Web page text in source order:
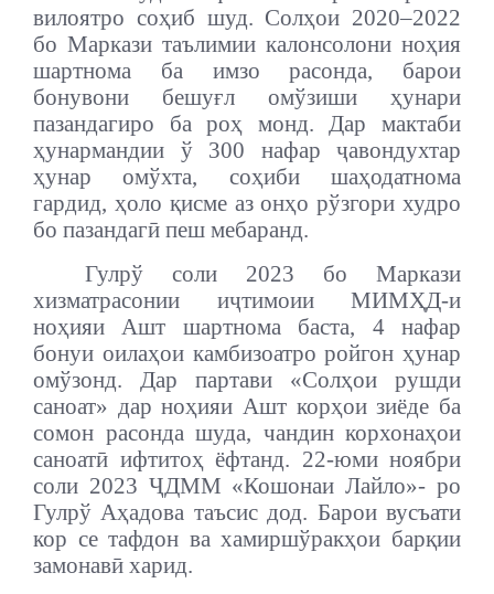
вилоятро соҳиб шуд. Солҳои 2020–2022
бо Маркази таълимии калонсолони ноҳия
шартнома ба имзо расонда, барои
бонувони бешуғл омўзиши ҳунари
пазандагиро ба роҳ монд. Дар мактаби
ҳунармандии ў 300 нафар ҷавондухтар
ҳунар омўхта, соҳиби шаҳодатнома
гардид, ҳоло қисме аз онҳо рўзгори худро
бо пазандагӣ пеш мебаранд.
Гулрў соли 2023 бо Маркази
хизматрасонии иҷтимоии МИМҲД-и
ноҳияи Ашт шартнома баста, 4 нафар
бонуи оилаҳои камбизоатро ройгон ҳунар
омўзонд. Дар партави «Солҳои рушди
саноат» дар ноҳияи Ашт корҳои зиёде ба
сомон расонда шуда, чандин корхонаҳои
саноатӣ ифтитоҳ ёфтанд. 22-юми ноябри
соли 2023 ҶДММ «Кошонаи Лайло»- ро
Гулрў Аҳадова таъсис дод. Барои вусъати
кор се тафдон ва хамиршўракҳои барқии
замонавӣ харид.